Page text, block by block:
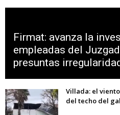
Firmat: avanza la
empleadas del
presuntas
Villada: el
del techo del